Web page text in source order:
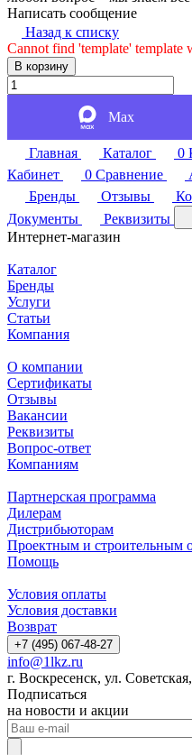
Написать сообщение
Назад к списку
Cannot find 'template' template
В корзину
Max
Главная Каталог 0
Кабинет
0 Сравнение
Бренды
Отзывы
Документы
Реквизиты
Интернет-магазин
Каталог
Бренды
Услуги
Статьи
Компания
О компании
Сертификаты
Отзывы
Вакансии
Реквизиты
Вопрос-ответ
Компаниям
Партнерская программа
Дилерам
Дистрибьюторам
Проектным и строительным
Помощь
Условия оплаты
Условия доставки
Возврат
+7 (495) 067-48-27
info@1lkz.ru
г. Воскресенск, ул.
Подписаться
на новости и акции